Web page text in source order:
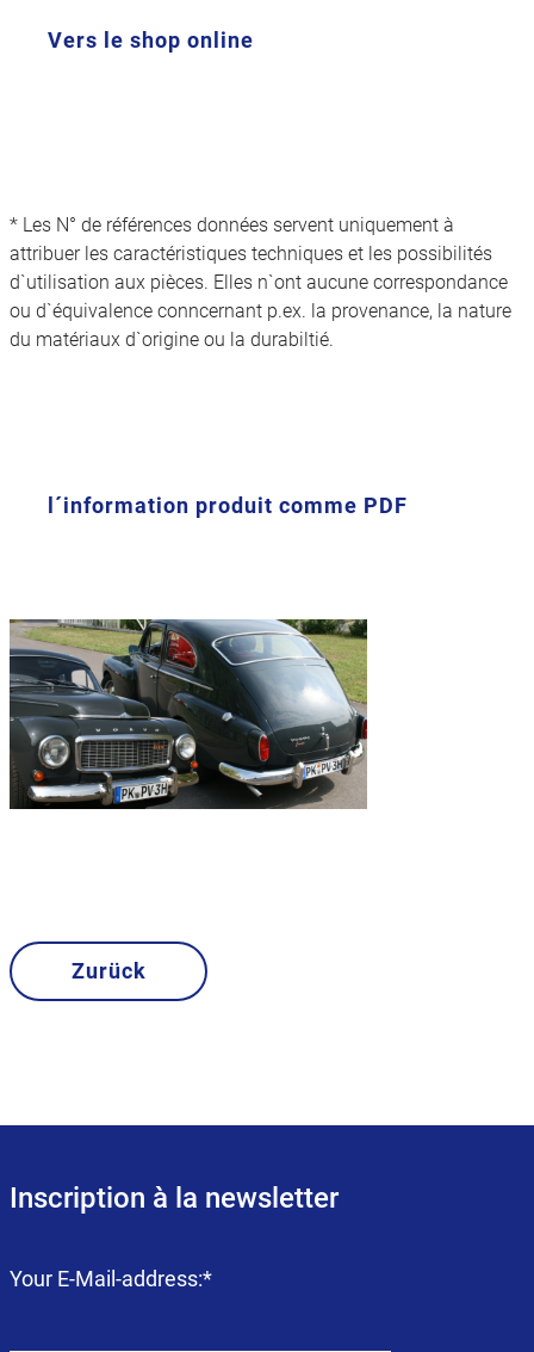
Vers le shop online
* Les N° de références données servent uniquement à
attribuer les caractéristiques techniques et les possibilités
d`utilisation aux pièces. Elles n`ont aucune correspondance
ou d`équivalence conncernant p.ex. la provenance, la nature
du matériaux d`origine ou la durabiltié.
l´information produit comme PDF
Zurück
Inscription à la newsletter
Champ
Your E-Mail-address:*